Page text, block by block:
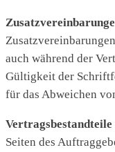
auch während der
Gültigkeit der
für das Abweichen
Vertragsbestandteile
Seiten des